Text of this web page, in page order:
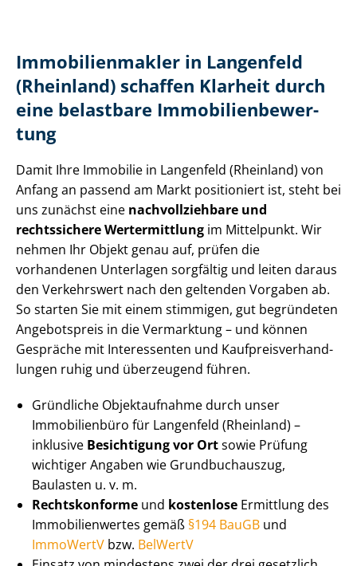
Im­mo­bi­li­en­mak­ler in Langenfeld
(Rheinland) schaffen Klarheit durch
eine belastbare Im­mo­bi­li­en­be­wer­
tung
Damit Ihre Immobilie in Langenfeld (Rheinland) von
Anfang an passend am Markt positioniert ist, steht bei
uns zunächst eine nach­voll­zieh­ba­re und
rechtssichere Wertermittlung im Mittelpunkt. Wir
nehmen Ihr Objekt genau auf, prüfen die
vorhandenen Unterlagen sorgfältig und leiten daraus
den Verkehrswert nach den geltenden Vorgaben ab.
So starten Sie mit einem stimmigen, gut begründeten
Angebotspreis in die Vermarktung – und können
Gespräche mit Interessenten und Kauf­preis­ver­hand­
lun­gen ruhig und überzeugend führen.
Gründliche Objektaufnahme durch unser
Immobilienbüro für Langenfeld (Rheinland) –
inklusive Besichtigung vor Ortsowie Prüfung
wichtiger Angaben wie Grundbuchauszug,
Baulasten u. v. m.
Rechtskonforme und kostenlose Ermittlung des
Im­mo­bi­li­en­wer­tes gemäß §194 BauGB und
ImmoWertV bzw. BelWertV